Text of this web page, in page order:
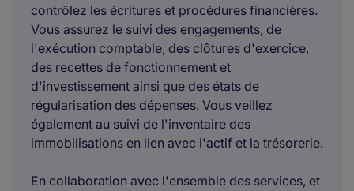
contrôlez les écritures et procédures financières.
Vous assurez le suivi des engagements, de
l'exécution comptable, des clôtures d'exercice,
des recettes de fonctionnement et
d'investissement ainsi que des états de
régularisation des dépenses. Vous veillez
également au suivi de l'inventaire des
immobilisations en lien avec l'actif et la trésorerie.
En collaboration avec l'ensemble des services, et